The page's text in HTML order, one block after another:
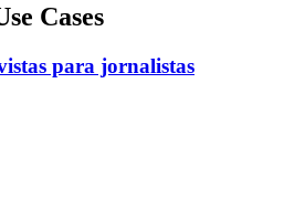
Cases
para jornalistas